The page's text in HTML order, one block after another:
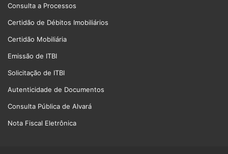
Consulta a Processos
Certidão de Débitos Imobiliários
Certidão Mobiliária
Emissão de ITBI
Solicitação de ITBI
Autenticidade de Documentos
Consulta Pública de Alvará
Nota Fiscal Eletrônica